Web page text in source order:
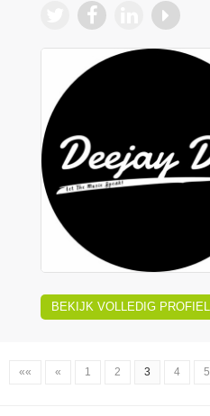
BEKIJK VOLLEDIG PROFIEL
«« « 1 2 3 4 5